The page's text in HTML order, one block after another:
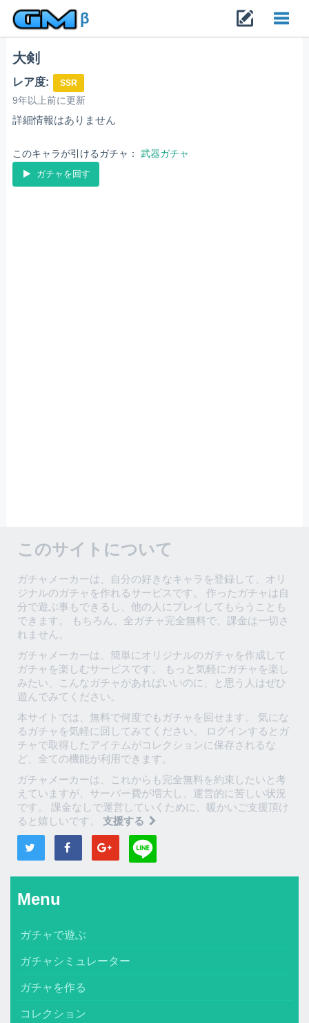
β
大剣
レア度: SSR
9年以上前に更新
詳細情報はありません
このキャラが引けるガチャ： 武器ガチャ
ガチャを回す
このサイトについて
ガチャメーカーは、自分の好きなキャラを登録して、オリ
ジナルのガチャを作れるサービスです。 作ったガチャは自
分で遊ぶ事もできるし、他の人にプレイしてもらうことも
できます。 もちろん、全ガチャ完全無料で、課金は一切さ
れません。
ガチャメーカーは、簡単にオリジナルのガチャを作成して
ガチャを楽しむサービスです。 もっと気軽にガチャを楽し
みたい、こんなガチャがあればいいのに、と思う人はぜひ
遊んでみてください。
本サイトでは、無料で何度でもガチャを回せます。 気にな
るガチャを気軽に回してみてください。 ログインするとガ
チャで取得したアイテムがコレクションに保存されるな
ど、全ての機能が利用できます。
ガチャメーカーは、これからも完全無料を約束したいと考
えていますが、サーバー費が増大し、運営的に苦しい状況
です。 課金なしで運営していくために、暖かいご支援頂け
ると嬉しいです。 支援する
Menu
ガチャで遊ぶ
ガチャシミュレーター
ガチャを作る
コレクション